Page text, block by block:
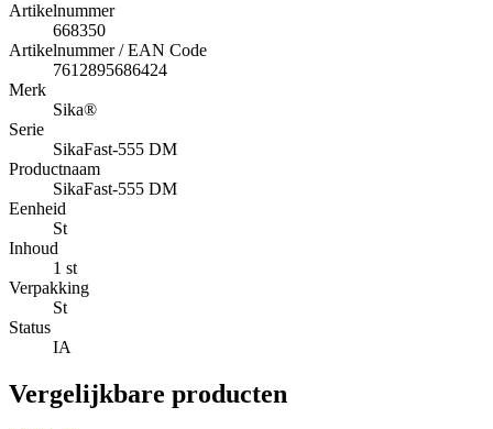
Artikelnummer
668350
Artikelnummer / EAN Code
7612895686424
Merk
Sika®
Serie
SikaFast-555 DM
Productnaam
SikaFast-555 DM
Eenheid
St
Inhoud
1 st
Verpakking
St
Status
IA
Vergelijkbare producten